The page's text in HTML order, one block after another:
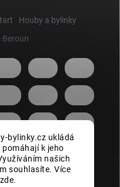
bylinky.cz ukládá
k jeho
našich
souhlasíte. Více
Houby a bylinky
Beroun